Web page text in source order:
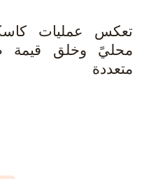
تعكس عمليات كاسكو
محليً وخلق قيمة
متعددة